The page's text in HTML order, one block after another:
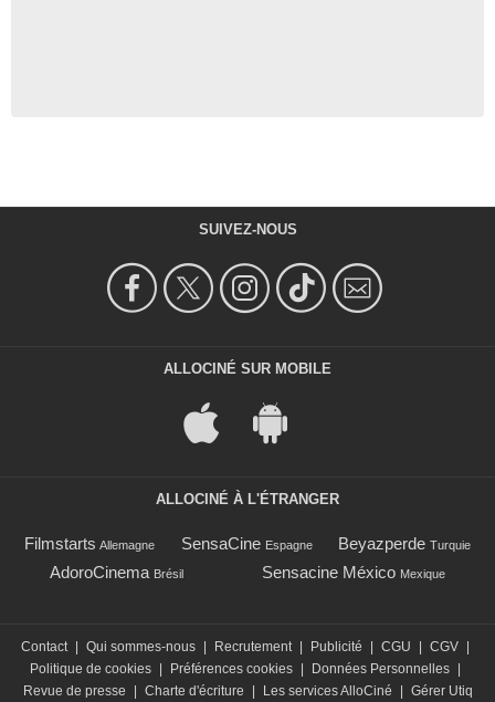
SUIVEZ-NOUS
ALLOCINÉ SUR MOBILE
ALLOCINÉ À L'ÉTRANGER
Filmstarts Allemagne SensaCine Espagne Beyazperde Turquie
AdoroCinema Brésil Sensacine México Mexique
Contact Qui sommes-nous Recrutement Publicité CGU CGV
Politique de cookies
Préférences cookies Données Personnelles
Revue de presse
Charte d'écriture Les services AlloCiné Gérer Utiq